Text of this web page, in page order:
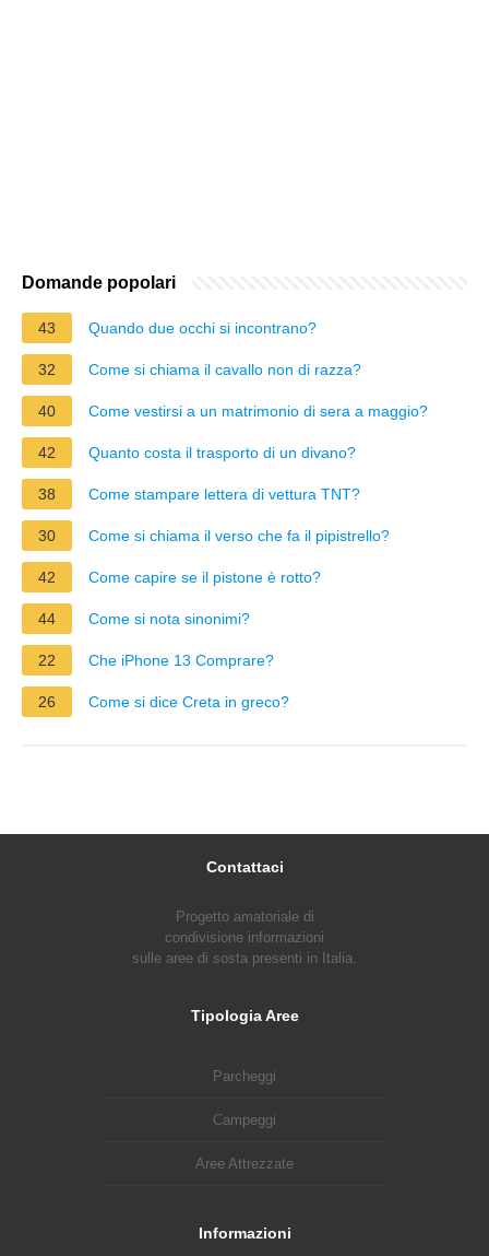
Domande popolari
43 Quando due occhi si incontrano?
32 Come si chiama il cavallo non di razza?
40 Come vestirsi a un matrimonio di sera a maggio?
42 Quanto costa il trasporto di un divano?
38 Come stampare lettera di vettura TNT?
30 Come si chiama il verso che fa il pipistrello?
42 Come capire se il pistone è rotto?
44 Come si nota sinonimi?
22 Che iPhone 13 Comprare?
26 Come si dice Creta in greco?
Contattaci
Progetto amatoriale di
condivisione informazioni
sulle aree di sosta presenti in Italia.
Tipologia Aree
Parcheggi
Campeggi
Aree Attrezzate
Informazioni